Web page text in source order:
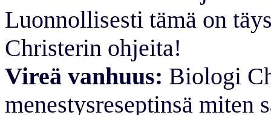
Luonnollisesti tämä on
Christerin ohjeita!
Vireä vanhuus: Biologi
menestysreseptinsä miten